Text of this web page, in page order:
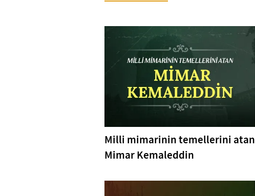
Milli mimarinin temellerini atan
Mimar Kemaleddin